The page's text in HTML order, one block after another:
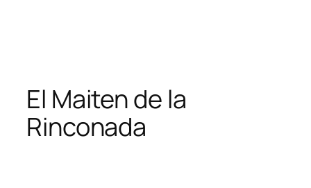
El Maiten de la
Rinconada